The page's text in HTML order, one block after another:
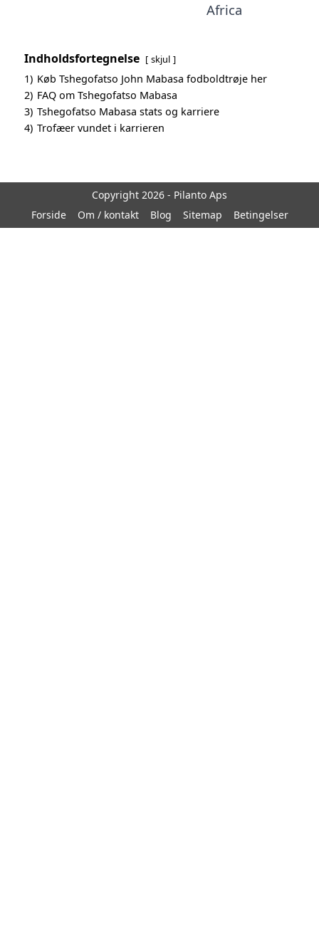
Africa
Indholdsfortegnelse skjul
1) Køb Tshegofatso John Mabasa fodboldtrøje her
2) FAQ om Tshegofatso Mabasa
3) Tshegofatso Mabasa stats og karriere
4) Trofæer vundet i karrieren
Copyright 2026 - Pilanto Aps
Forside
Om / kontakt Blog Sitemap Betingelser